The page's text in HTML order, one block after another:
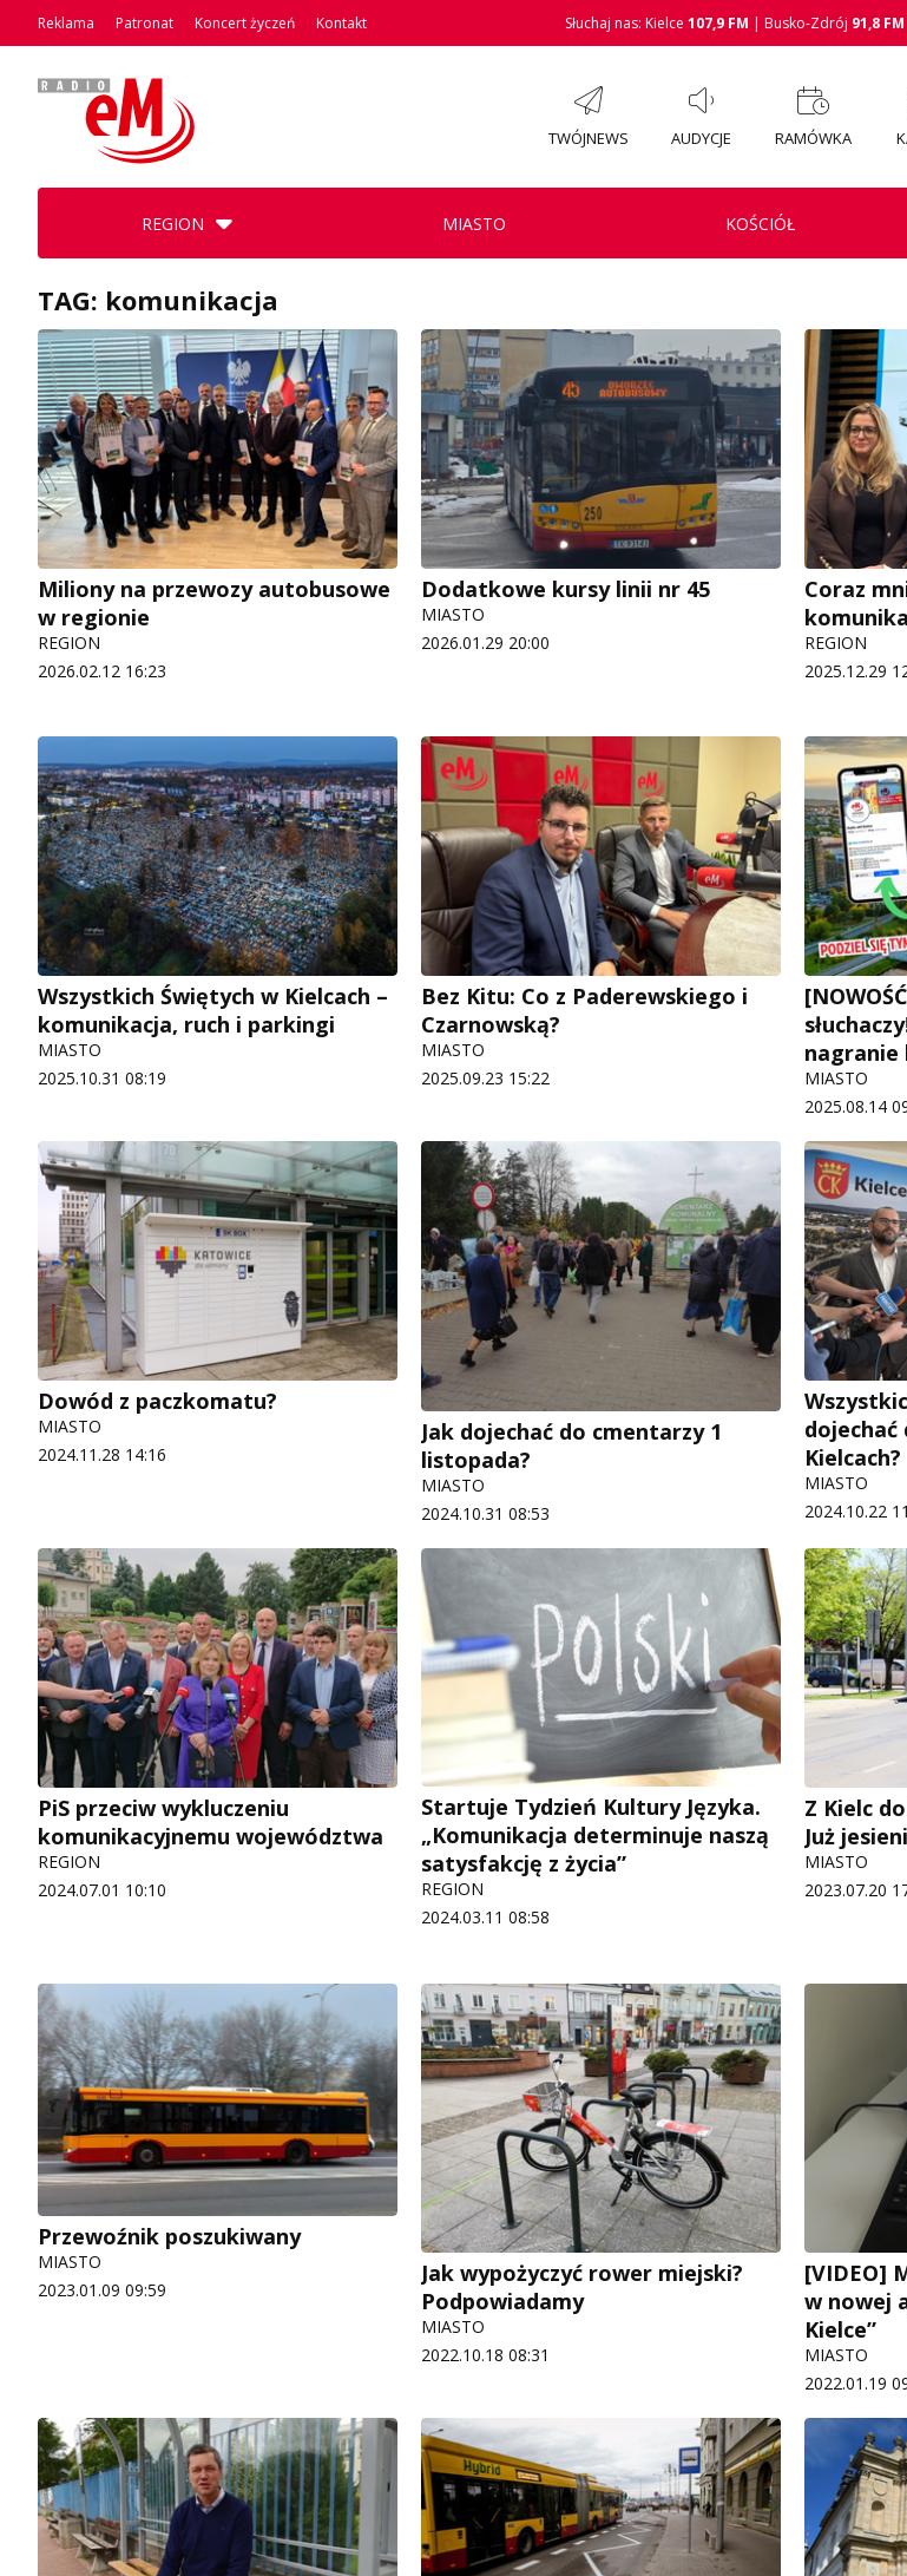
Reklama Patronat Koncert życzeń Kontakt Słuchaj nas: Kielce 107,9 FM | Busko-Zdrój 91,8 FM
TWÓJNEWS AUDYCJE RAMÓWKA
REGION MIASTO KOŚCIÓŁ
TAG: komunikacja
Miliony na przewozy autobusowe
w regionie
REGION
2026.02.12 16:23
Dodatkowe kursy linii nr 45
MIASTO
2026.01.29 20:00
Coraz
REGION
2025.12.29
Wszystkich Świętych w Kielcach –
komunikacja, ruch i parkingi
MIASTO
2025.10.31 08:19
Bez Kitu: Co z Paderewskiego i
Czarnowską?
MIASTO
2025.09.23 15:22
nagranie
MIASTO
2025.08.14
Dowód z paczkomatu?
MIASTO
2024.11.28 14:16
Jak dojechać do cmentarzy 1
listopada?
MIASTO
2024.10.31 08:53
dojechać
Kielcach?
MIASTO
2024.10.22
PiS przeciw wykluczeniu
komunikacyjnemu województwa
REGION
2024.07.01 10:10
Startuje Tydzień Kultury Języka.
„Komunikacja determinuje naszą
satysfakcję z życia”
REGION
2024.03.11 08:58
Z Kielc
Już
MIASTO
2023.07.20
Przewoźnik poszukiwany
MIASTO
2023.01.09 09:59
Jak wypożyczyć rower miejski?
Podpowiadamy
MIASTO
2022.10.18 08:31
[VIDEO]
w nowej
Kielce”
MIASTO
2022.01.19